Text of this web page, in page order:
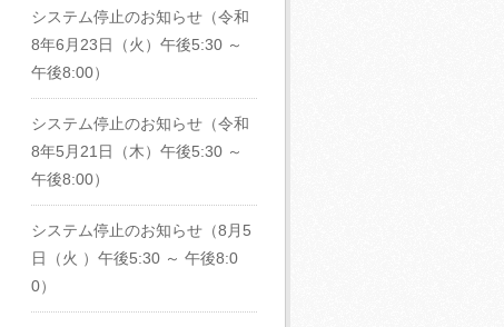
システム停止のお知らせ（令和
8年6月23日（火）午後5:30 ～
午後8:00）
システム停止のお知らせ（令和
8年5月21日（木）午後5:30 ～
午後8:00）
システム停止のお知らせ（8月5
日（火 ）午後5:30 ～ 午後8:0
0）